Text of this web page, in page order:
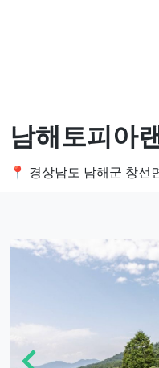
남해토피아
📍 경상남도 남해군 창선